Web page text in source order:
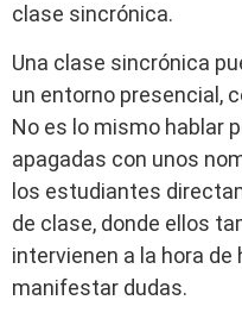
clase sincrónica.
Una clase sincrónica
un entorno presencial,
No es lo mismo hablar
apagadas con unos
los estudiantes
de clase, donde ellos
intervienen a la hora
manifestar dudas.